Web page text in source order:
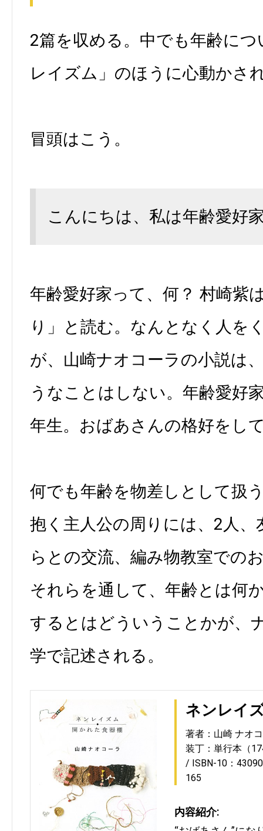
2篇を収める。中でも年齢に
レイズム」のほうに心動かさ
冒頭はこう。
こんにちは、私は年齢愛好
年齢愛好家って、何？ 村崎紫
り」と読む。なんとなく人を
が、山崎ナオコーラの小説は
うなことはしない。年齢愛好
年生。おばあさんの格好をし
何でも年齢を物差しとして扱
抱く主人公の周りには、2人
らとの交流、編み物教室での
それらを通して、年齢とは何
するとはどういうことかが、
学で記述される。
ネンレイ
著者：山崎 ナオ
装丁：単行本（
ISBN-10：
165
内容紹介: